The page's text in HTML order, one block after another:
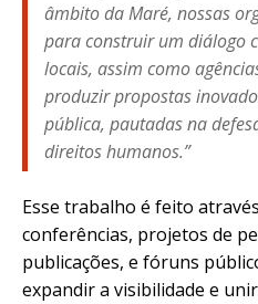
âmbito da Maré, nossas
para construir um diálogo
locais, assim como
produzir propostas
pública, pautadas na
direitos humanos.”
Esse trabalho é feito
conferências, projetos de
publicações, e fóruns
expandir a visibilidade e